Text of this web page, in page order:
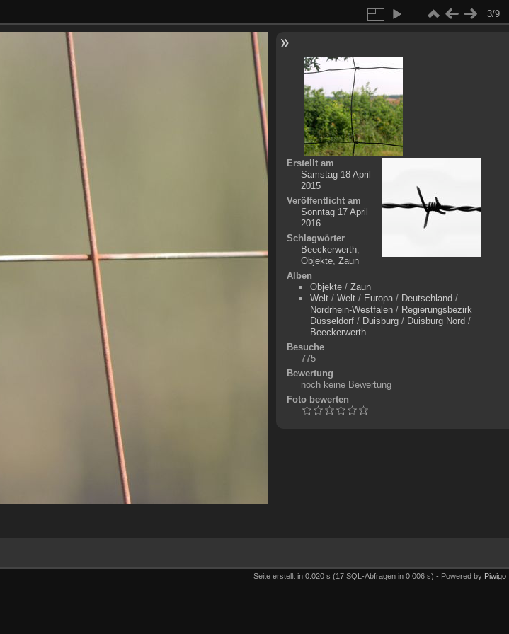
3/9
Erstellt am
Samstag 18 April
2015
Veröffentlicht am
Sonntag 17 April
2016
Schlagwörter
Beeckerwerth,
Objekte, Zaun
Alben
Objekte/ Zaun
Welt/ Welt/ Europa/ Deutschland /
Nordrhein-Westfalen/ Regierungsbezirk
Düsseldorf/ Duisburg/ Duisburg Nord /
Beeckerwerth
Besuche
775
Bewertung
noch keine Bewertung
Foto bewerten
Seite erstellt in 0.020 s (17 SQL-Abfragen in 0.006 s) - Powered by Piwigo